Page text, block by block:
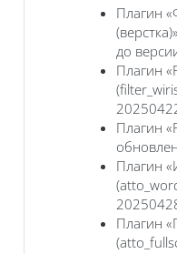
Плагин
до
Плагин
Плагин
Плагин
Плагин